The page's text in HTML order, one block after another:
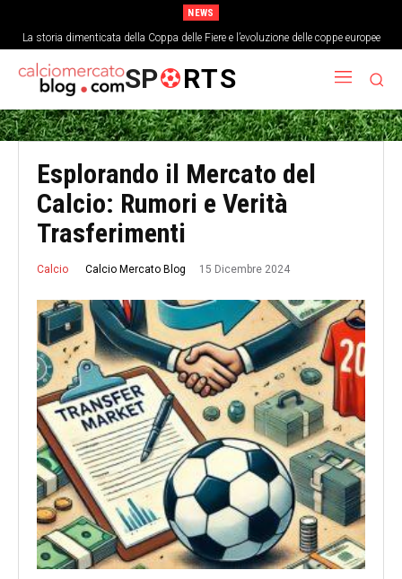
NEWS
La storia dimenticata della Coppa delle Fiere e l’evoluzione delle coppe europee
SP RTS
Esplorando il Mercato del
Calcio: Rumori e Verità
Trasferimenti
Calcio Calcio Mercato Blog 15 Dicembre 2024